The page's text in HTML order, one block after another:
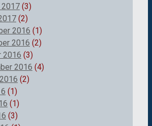
2017 (3)
(2)
2016 (1)
2016 (2)
2016 (3)
2016 (4)
(2)
(1)
(1)
(3)